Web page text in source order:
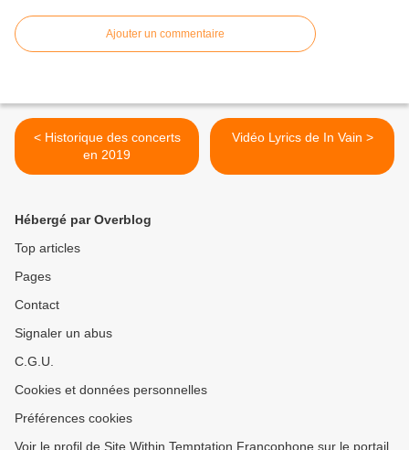
Ajouter un commentaire
< Historique des concerts
en 2019
Vidéo Lyrics de In Vain >
Hébergé par Overblog
Top articles
Pages
Contact
Signaler un abus
C.G.U.
Cookies et données personnelles
Préférences cookies
Voir le profil de Site Within Temptation Francophone sur le portail